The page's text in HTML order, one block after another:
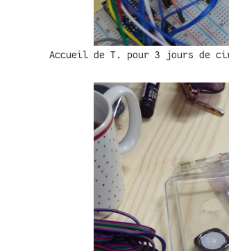
Accueil de T. pour 3 jours de